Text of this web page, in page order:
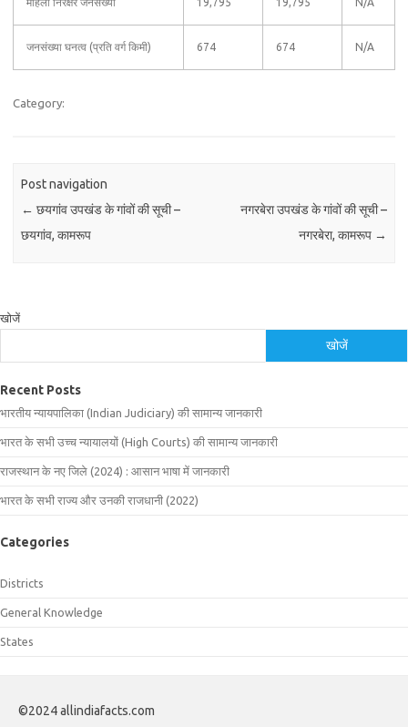
जनसंख्या घनत्व (प्रति वर्ग किमी) 674 674 N/A
Category:
Post navigation
← छयगांव उपखंड के गांवों की सूची –
छयगांव, कामरूप
नगरबेरा उपखंड के गांवों की सूची –
नगरबेरा, कामरूप →
खोजें
खोजें
Recent Posts
भारतीय न्यायपालिका (Indian Judiciary) की सामान्य जानकारी
भारत के सभी उच्च न्यायालयों (High Courts) की सामान्य जानकारी
राजस्थान के नए जिले (2024) : आसान भाषा में जानकारी
भारत के सभी राज्य और उनकी राजधानी (2022)
Categories
Districts
General Knowledge
States
©2024 allindiafacts.com